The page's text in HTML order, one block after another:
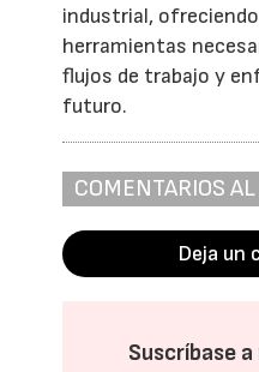
industrial,
herramientas
flujos de trabajo y
futuro.
COMENTARIOS
Deja un
Suscríbase